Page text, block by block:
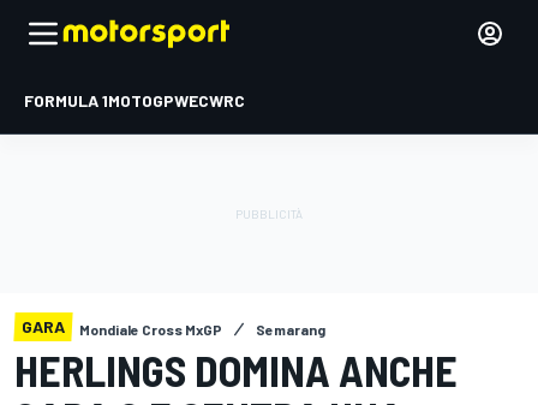
FORMULA 1MOTOGPWECWRC
GARA Mondiale Cross MxGP Semarang
HERLINGS DOMINA ANCHE